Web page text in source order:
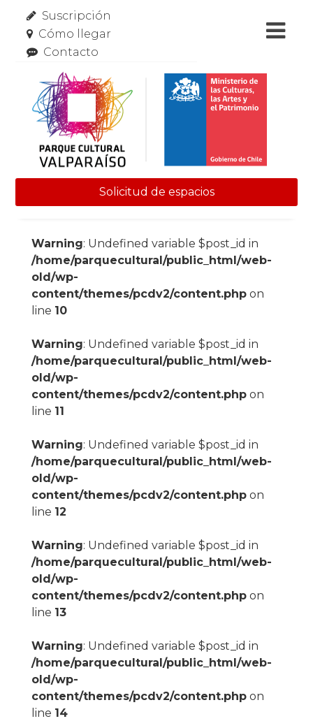
Suscripción
Cómo llegar
Contacto
Solicitud de espacios
Warning: Undefined variable $post_id in
/home/parquecultural/public_html/web-
old/wp-
content/themes/pcdv2/content.phpon
line 10
Warning: Undefined variable $post_id in
/home/parquecultural/public_html/web-
old/wp-
content/themes/pcdv2/content.phpon
line 11
Warning: Undefined variable $post_id in
/home/parquecultural/public_html/web-
old/wp-
content/themes/pcdv2/content.phpon
line 12
Warning: Undefined variable $post_id in
/home/parquecultural/public_html/web-
old/wp-
content/themes/pcdv2/content.phpon
line 13
Warning: Undefined variable $post_id in
/home/parquecultural/public_html/web-
old/wp-
content/themes/pcdv2/content.phpon
line 14